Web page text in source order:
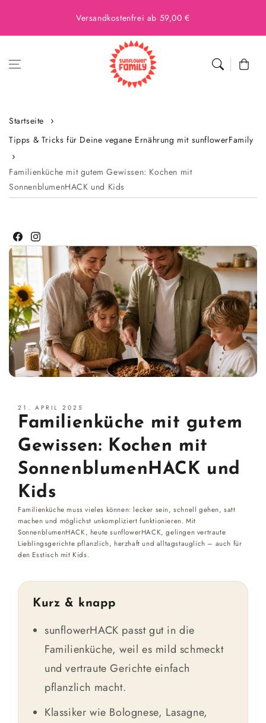
Versandkostenfrei ab 59,00 €
Startseite
Tipps & Tricks für Deine vegane Ernährung mit sunflowerFamily
Familienküche mit gutem Gewissen: Kochen mit
SonnenblumenHACK und Kids
Facebook
Instagram
21. APRIL 2025
Familienküche mit gutem
Gewissen: Kochen mit
SonnenblumenHACK und
Kids
Familienküche muss vieles können: lecker sein, schnell gehen, satt
machen und möglichst unkompliziert funktionieren. Mit
SonnenblumenHACK, heute sunflowerHACK, gelingen vertraute
Lieblingsgerichte pflanzlich, herzhaft und alltagstauglich – auch für
den Esstisch mit Kids.
Kurz & knapp
sunflowerHACK passt gut in die
Familienküche, weil es mild schmeckt
und vertraute Gerichte einfach
pflanzlich macht.
Klassiker wie Bolognese, Lasagne,